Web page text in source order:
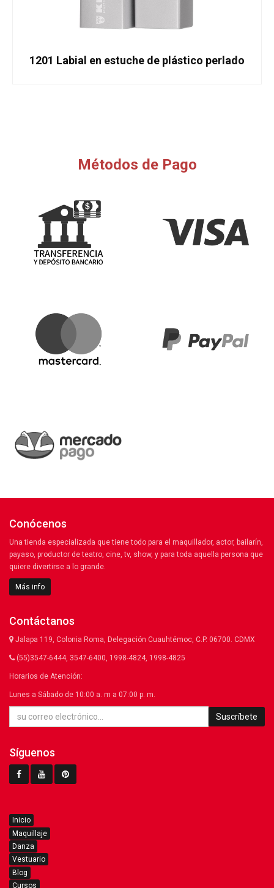
1201 Labial en estuche de plástico perlado
Métodos de Pago
Conócenos
Una tienda especializada que tiene todo para el maquillador, actor, bailarín,
payaso, productor de teatro, cine, tv, show, y para toda aquella persona que
quiere divertirse a lo grande.
Más info
Contáctanos
Jalapa 119, Colonia Roma, Delegación Cuauhtémoc, C.P. 06700. CDMX
(55)3547-6444, 3547-6400, 1998-4824, 1998-4825
Horarios de Atención:
Lunes a Sábado de 10:00 a. m a 07:00 p. m.
Suscríbete
Síguenos
Inicio
Maquillaje
Danza
Vestuario
Blog
Cursos